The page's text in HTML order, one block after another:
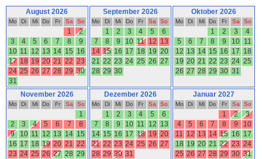
August 2026
Mo Di Mi Do Fr Sa So
1
2
3
4 5 6 7 8
9
10 11 12 13 14 15 16
17 18 19 20 21 22 23
24 25 26 27 28 29 30
31
September 2026
Mo Di Mi Do Fr Sa So
1 2 3 4 5
6
7
8 9 10 11 12 13
14 15 16 17 18 19 20
21 22 23 24 25 26 27
28 29 30
Oktober 2026
Mo Di Mi Do Fr Sa So
1 2 3
4
5
6 7 8 9 10 11
12 13 14 15 16 17 18
19 20 21 22 23 24 25
26 27 28 29 30 31
November 2026
Mo Di Mi Do Fr Sa So
1
2
3 4 5 6 7
8
9
10 11 12 13 14 15
16 17 18 19 20 21 22
23 24 25 26 27 28 29
Dezember 2026
Mo Di Mi Do Fr Sa So
1 2 3 4 5
6
7
8 9 10 11 12 13
14 15 16 17 18 19 20
21 22 23 24 25 26 27
28 29 30 31
Januar 2027
Mo Di Mi Do Fr Sa So
1 2
3
4
5 6 7 8 9
10
11 12 13 14 15 16 17
18 19 20 21 22 23 24
25 26 27 28 29 30 31